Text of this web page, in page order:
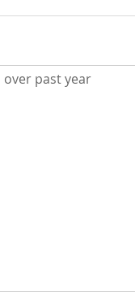
past year